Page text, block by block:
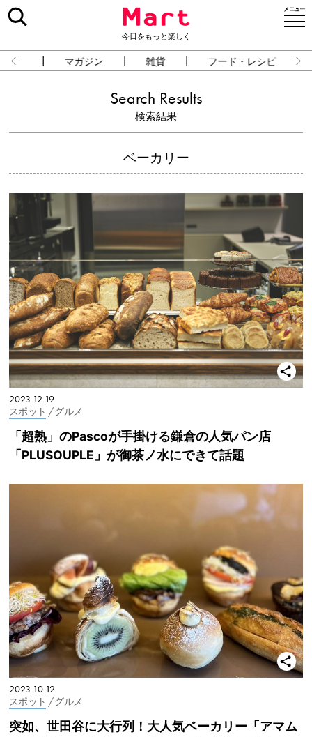
今日をもっと楽しく
占い マガジン 雑貨 フード・レシピ
Search Results
検索結果
ベーカリー
2023.12.19
スポット / グルメ
「超熟」のPascoが手掛ける鎌倉の人気パン店
「PLUSOUPLE」が御茶ノ水にできて話題
2023.10.12
スポット / グルメ
突如、世田谷に大行列！大人気ベーカリー「アマム